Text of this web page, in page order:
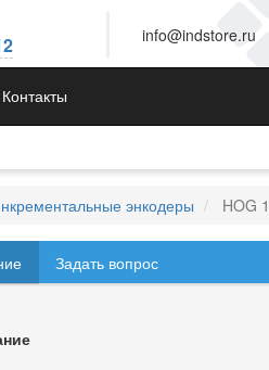
info@indstore.ru
Контакты
энкодеры HOG
Задать вопрос